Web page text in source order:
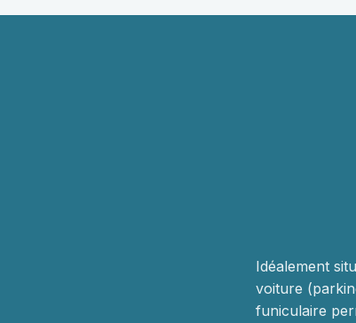
Idéalement
voiture
funiculaire